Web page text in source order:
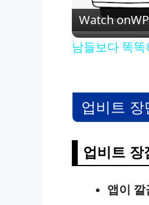
Watch on
남들보다 똑
업비트
업비트 장
앱이